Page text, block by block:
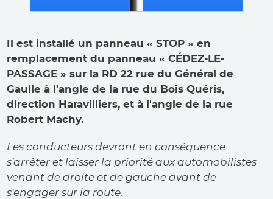
Il est installé un panneau « STOP » en
remplacement du panneau « CÉDEZ-LE-
PASSAGE » sur la RD 22 rue du Général de
Gaulle à l'angle de la rue du Bois Quéris,
direction Haravilliers, et à l'angle de la rue
Robert Machy.
Les conducteurs devront en conséquence
s'arrêter et laisser la priorité aux automobilistes
venant de droite et de gauche avant de
s'engager sur la route.